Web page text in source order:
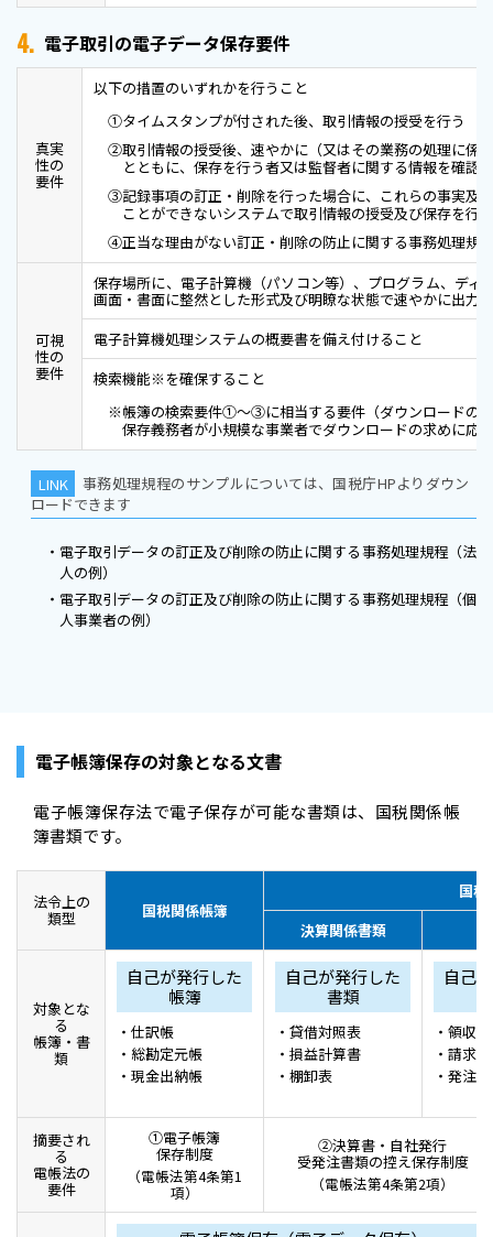
4. 電子取引の電子データ保存要件
真実
性の
要件
以下の措置のいずれかを行うこと
①タイムスタンプが付された後、取引情報の授受を行う
②取引情報の授受後、速やかに（又はその業務の処理に係
とともに、保存を行う者又は監督者に関する情報を確認
③記録事項の訂正・削除を行った場合に、これらの事実及
ことができないシステムで取引情報の授受及び保存を行う
④正当な理由がない訂正・削除の防止に関する事務処理規
可視
性の
要件
保存場所に、電子計算機（パソコン等）、プログラム、デ
画面・書面に整然とした形式及び明瞭な状態で速やかに出力
電子計算機処理システムの概要書を備え付けること
検索機能※を確保すること
※帳簿の検索要件①～③に相当する要件（ダウンロードの
保存義務者が小規模な事業者でダウンロードの求めに応
事務処理規程のサンプルについては、国税庁HPよりダウン
ロードできます
電子取引データの訂正及び削除の防止に関する事務処理規程（法
人の例）
電子取引データの訂正及び削除の防止に関する事務処理規程（個
人事業者の例）
電子帳簿保存の対象となる文書
電子帳簿保存法で電子保存が可能な書類は、国税関係帳
簿書類です。
法令上の
類型 国税関係帳簿
国税
決算関係書類
対象とな
る
帳簿・書
類
自己が発行した
帳簿
仕訳帳
総勘定元帳
現金出納帳
自己が発行した
書類
貸借対照表
損益計算書
棚卸表
自己
領収
請求
発注
摘要され
る
電帳法の
要件
①電子帳簿
保存制度
（電帳法第4条第1
項）
②決算書・自社発行
受発注書類の控え保存制度
（電帳法第4条第2項）